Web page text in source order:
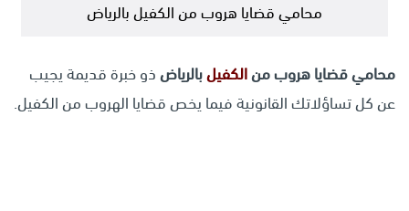
محامي قضايا هروب من الكفيل بالرياض
محامي قضايا هروب منالكفيلبالرياضذو خبرة قديمة يجيب
عن كل تساؤلاتك القانونية فيما يخص قضايا الهروب من الكفيل.